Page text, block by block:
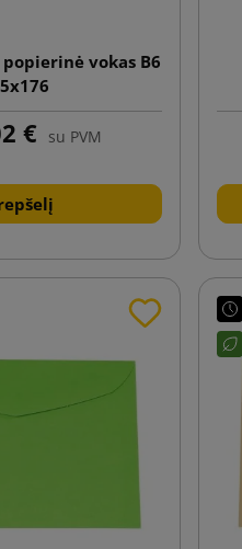
vokas B6
€ su PVM